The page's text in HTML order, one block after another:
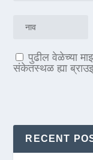
पुढील वेळेच्या
संकेतस्थळ ह्या
RECENT